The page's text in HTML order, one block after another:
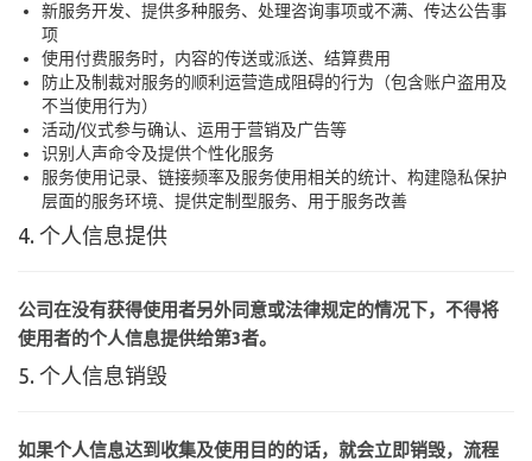
新服务开发、提供多种服务、处理咨询事项或不满、传达公告事
项
使用付费服务时，内容的传送或派送、结算费用
防止及制裁对服务的顺利运营造成阻碍的行为（包含账户盗用及
不当使用行为）
活动/仪式参与确认、运用于营销及广告等
识别人声命令及提供个性化服务
服务使用记录、链接频率及服务使用相关的统计、构建隐私保护
层面的服务环境、提供定制型服务、用于服务改善
4. 个人信息提供
公司在没有获得使用者另外同意或法律规定的情况下，不得将
使用者的个人信息提供给第3者。
5. 个人信息销毁
如果个人信息达到收集及使用目的的话，就会立即销毁，流程